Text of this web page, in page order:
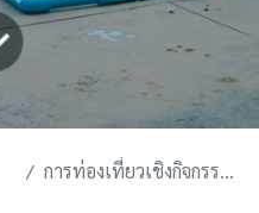
การท่องเที่ยวเชิงกิจกรรมเพื่อสังคม